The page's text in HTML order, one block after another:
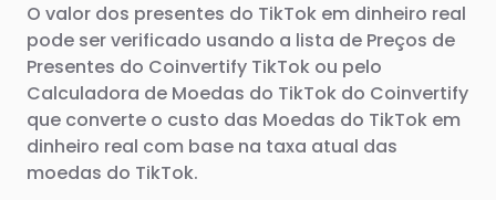
O valor dos presentes do TikTok em dinheiro real
pode ser verificado usando a lista de Preços de
Presentes do Coinvertify TikTok ou pelo
Calculadora de Moedas do TikTok do Coinvertify
que converte o custo das Moedas do TikTok em
dinheiro real com base na taxa atual das
moedas do TikTok.